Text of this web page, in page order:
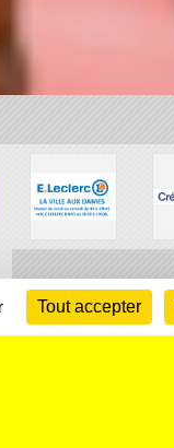
Tout accepter